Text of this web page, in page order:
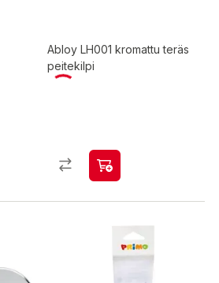
Abloy LH001 kromattu teräs
peitekilpi